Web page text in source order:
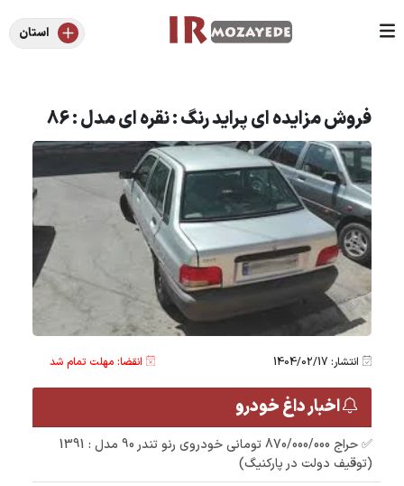
استان
فروش مزایده ای پراید رنگ : نقره ای مدل : 86
انتشار: 1404/02/17 انقضا: مهلت تمام شد
اخبار داغ خودرو
✅ حراج 870/000/000 تومانی خودروی رنو تندر 90 مدل : 1391
(توقیف دولت در پارکنیگ)